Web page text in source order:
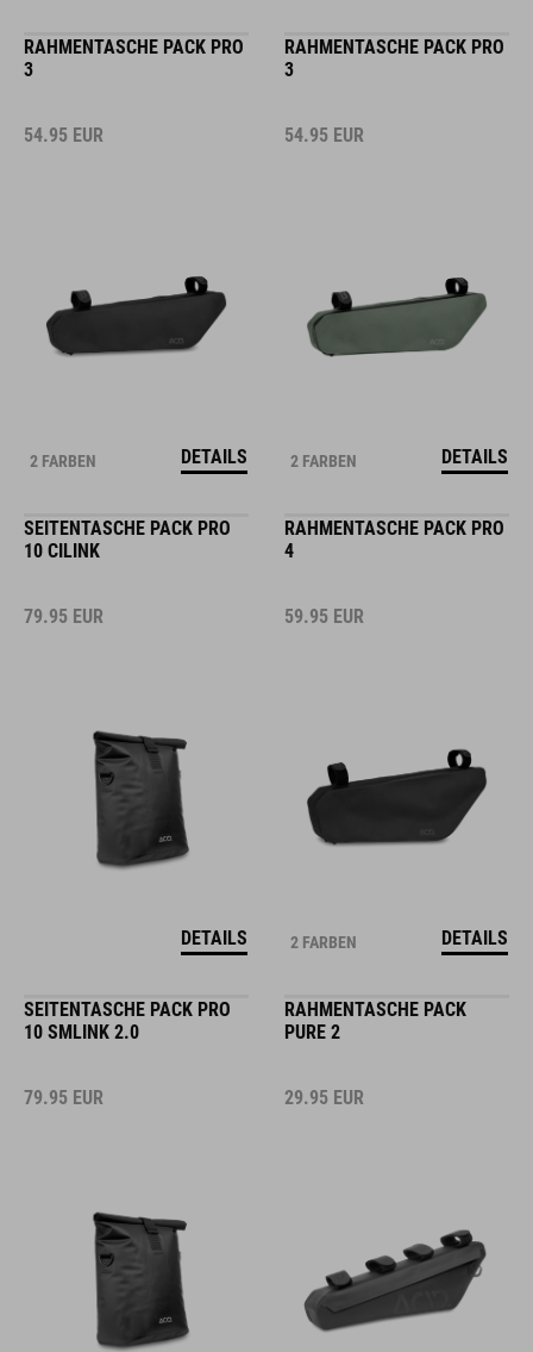
RAHMENTASCHE PACK PRO
3
54.95 EUR
2 FARBEN DETAILS
RAHMENTASCHE PACK PRO
3
54.95 EUR
2 FARBEN DETAILS
SEITENTASCHE PACK PRO
10 CILINK
79.95 EUR
DETAILS
RAHMENTASCHE PACK PRO
4
59.95 EUR
2 FARBEN DETAILS
SEITENTASCHE PACK PRO
10 SMLINK 2.0
79.95 EUR
RAHMENTASCHE PACK
PURE 2
29.95 EUR